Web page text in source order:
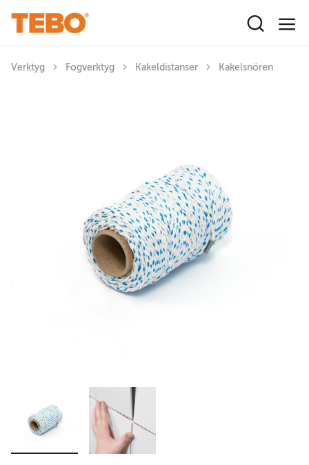
Verktyg Fogverktyg Kakeldistanser Kakelsnören